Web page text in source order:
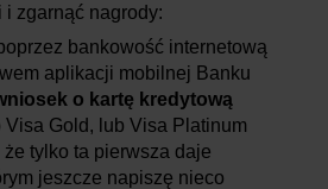
i zgarnąć nagrody:
bankowość internetową
aplikacji mobilnej Banku
o kartę kredytową
Gold, lub Visa Platinum
tylko ta pierwsza daje
jeszcze napiszę nieco